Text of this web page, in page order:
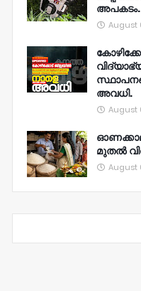
അപകടം.
August
അവധി.
August
മുതല്‍
August